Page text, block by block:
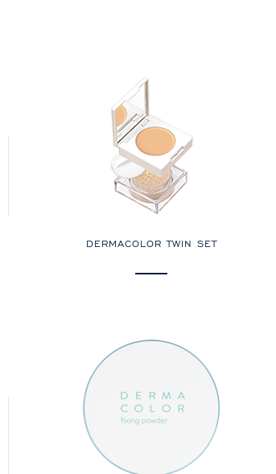
DERMACOLOR TWIN SET